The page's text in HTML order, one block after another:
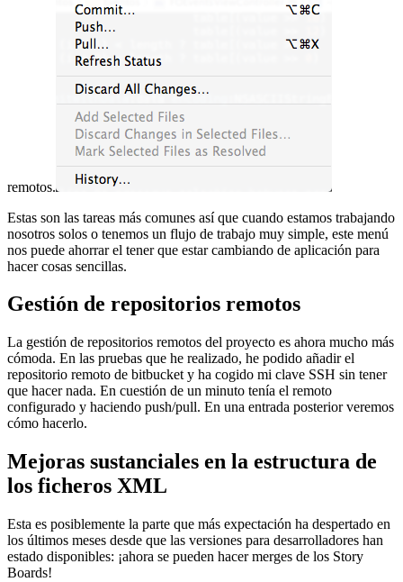
remotos.
Estas son las tareas más comunes así que cuando estamos trabajando
nosotros solos o tenemos un flujo de trabajo muy simple, este menú
nos puede ahorrar el tener que estar cambiando de aplicación para
hacer cosas sencillas.
Gestión de repositorios remotos
La gestión de repositorios remotos del proyecto es ahora mucho más
cómoda. En las pruebas que he realizado, he podido añadir el
repositorio remoto de bitbucket y ha cogido mi clave SSH sin tener
que hacer nada. En cuestión de un minuto tenía el remoto
configurado y haciendo push/pull. En una entrada posterior veremos
cómo hacerlo.
Mejoras sustanciales en la estructura de
los ficheros XML
Esta es posiblemente la parte que más expectación ha despertado en
los últimos meses desde que las versiones para desarrolladores han
estado disponibles: ¡ahora se pueden hacer merges de los Story
Boards!